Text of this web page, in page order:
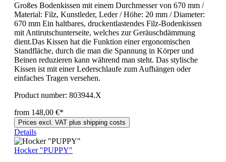
Großes Bodenkissen mit einem Durchmesser von 670 mm /
Material: Filz, Kunstleder, Leder / Höhe: 20 mm / Diameter:
670 mm Ein haltbares, druckentlastendes Filz-Bodenkissen
mit Antirutschunterseite, welches zur Geräuschdämmung
dient.Das Kissen hat die Funktion einer ergonomischen
Standfläche, durch die man die Spannung in Körper und
Beinen reduzieren kann während man steht. Das stylische
Kissen ist mit einer Lederschlaufe zum Aufhängen oder
einfaches Tragen versehen.
Product number: 803944.X
from 148,00 €*
Prices excl. VAT plus shipping costs
Details
Hocker "PUPPY"